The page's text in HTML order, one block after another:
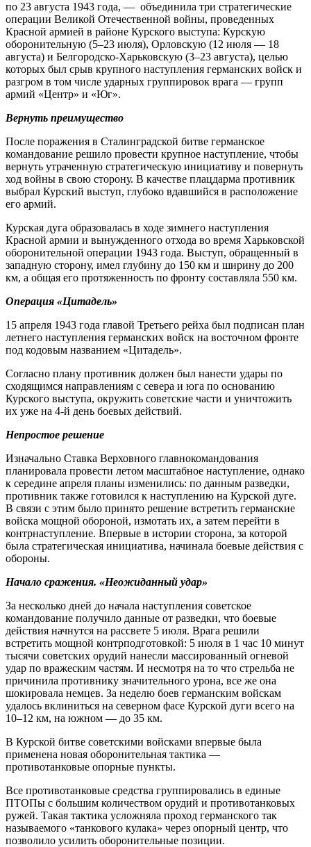
по 23 августа 1943 года, — объединила три стратегические
операции Великой Отечественной войны, проведенных
Красной армией в районе Курского выступа: Курскую
оборонительную (5–23 июля), Орловскую (12 июля — 18
августа) и Белгородско-Харьковскую (3–23 августа), целью
которых был срыв крупного наступления германских войск и
разгром в том числе ударных группировок врага — групп
армий «Центр» и «Юг».
Вернуть преимущество
После поражения в Сталинградской битве германское
командование решило провести крупное наступление, чтобы
вернуть утраченную стратегическую инициативу и повернуть
ход войны в свою сторону. В качестве плацдарма противник
выбрал Курский выступ, глубоко вдавшийся в расположение
его армий.
Курская дуга образовалась в ходе зимнего наступления
Красной армии и вынужденного отхода во время Харьковской
оборонительной операции 1943 года. Выступ, обращенный в
западную сторону, имел глубину до 150 км и ширину до 200
км, а общая его протяженность по фронту составляла 550 км.
Операция «Цитадель»
15 апреля 1943 года главой Третьего рейха был подписан план
летнего наступления германских войск на восточном фронте
под кодовым названием «Цитадель».
Согласно плану противник должен был нанести удары по
сходящимся направлениям с севера и юга по основанию
Курского выступа, окружить советские части и уничтожить
их уже на 4-й день боевых действий.
Непростое решение
Изначально Ставка Верховного главнокомандования
планировала провести летом масштабное наступление, однако
к середине апреля планы изменились: по данным разведки,
противник также готовился к наступлению на Курской дуге.
В связи с этим было принято решение встретить германские
войска мощной обороной, измотать их, а затем перейти в
контрнаступление. Впервые в истории сторона, за которой
была стратегическая инициатива, начинала боевые действия с
обороны.
Начало сражения. «Неожиданный удар»
За несколько дней до начала наступления советское
командование получило данные от разведки, что боевые
действия начнутся на рассвете 5 июля. Врага решили
встретить мощной контрподготовкой: 5 июля в 1 час 10 минут
тысячи советских орудий нанесли массированный огневой
удар по вражеским частям. И несмотря на то что стрельба не
причинила противнику значительного урона, все же она
шокировала немцев. За неделю боев германским войскам
удалось вклиниться на северном фасе Курской дуги всего на
10–12 км, на южном — до 35 км.
В Курской битве советскими войсками впервые была
применена новая оборонительная тактика —
противотанковые опорные пункты.
Все противотанковые средства группировались в единые
ПТОПы с большим количеством орудий и противотанковых
ружей. Такая тактика усложняла проход германского так
называемого «танкового кулака» через опорный центр, что
позволило усилить оборонительные позиции.